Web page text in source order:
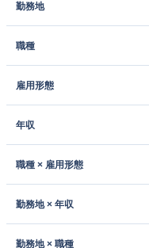
勤務地
職種
雇用形態
年収
職種 × 雇用形態
勤務地 × 年収
勤務地 × 職種